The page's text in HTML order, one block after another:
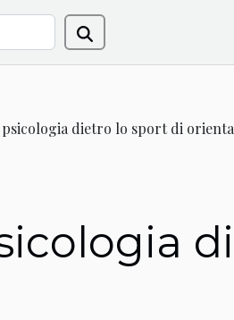
psicologia dietro lo sport di